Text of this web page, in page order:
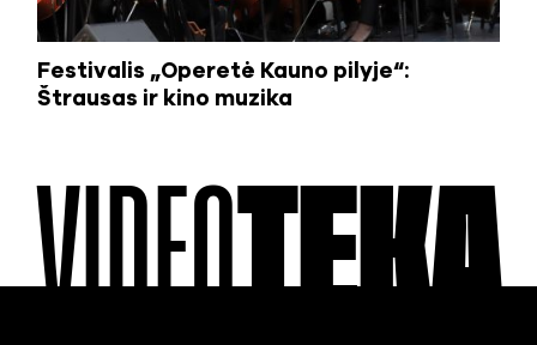
Festivalis „Operetė Kauno pilyje“:
Štrausas ir kino muzika
VIDEOTEKA